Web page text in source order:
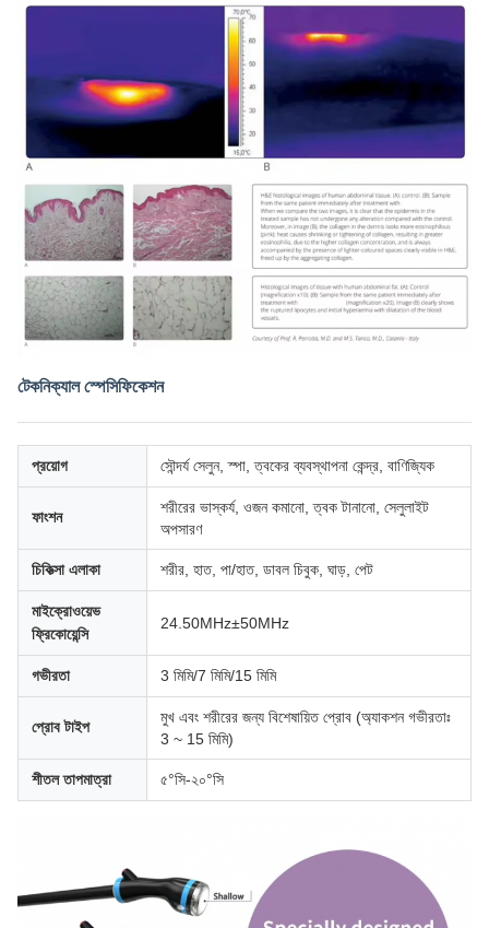
টেকনিক্যাল স্পেসিফিকেশন
প্রয়োগ সৌন্দর্য সেলুন, স্পা, ত্বকের ব্যবস্থাপনা কেন্দ্র, বাণিজ্যিক
ফাংশন
শরীরের ভাস্কর্য, ওজন কমানো, ত্বক টানানো, সেলুলাইট
অপসারণ
চিকিত্সা এলাকা শরীর, হাত, পা/হাত, ডাবল চিবুক, ঘাড়, পেট
মাইক্রোওয়েভ
ফ্রিকোয়েন্সি
24.50MHz±50MHz
গভীরতা 3 মিমি/7 মিমি/15 মিমি
প্রোব টাইপ
মুখ এবং শরীরের জন্য বিশেষায়িত প্রোব (অ্যাকশন গভীরতাঃ
3 ~ 15 মিমি)
শীতল তাপমাত্রা ৫°সি-২০°সি